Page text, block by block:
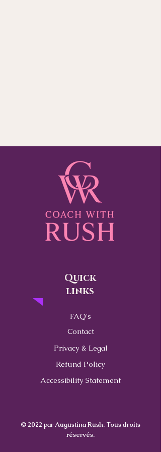
Quick
links
FAQ's
Contact
Privacy & Legal
Refund Policy
Accessibility Statement
© 2022 par Augustina Rush. Tous droits
réservés.